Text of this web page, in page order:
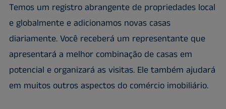
Temos um registro abrangente de propriedades local
e globalmente e adicionamos novas casas
diariamente. Você receberá um representante que
apresentará a melhor combinação de casas em
potencial e organizará as visitas. Ele também ajudará
em muitos outros aspectos do comércio imobiliário.